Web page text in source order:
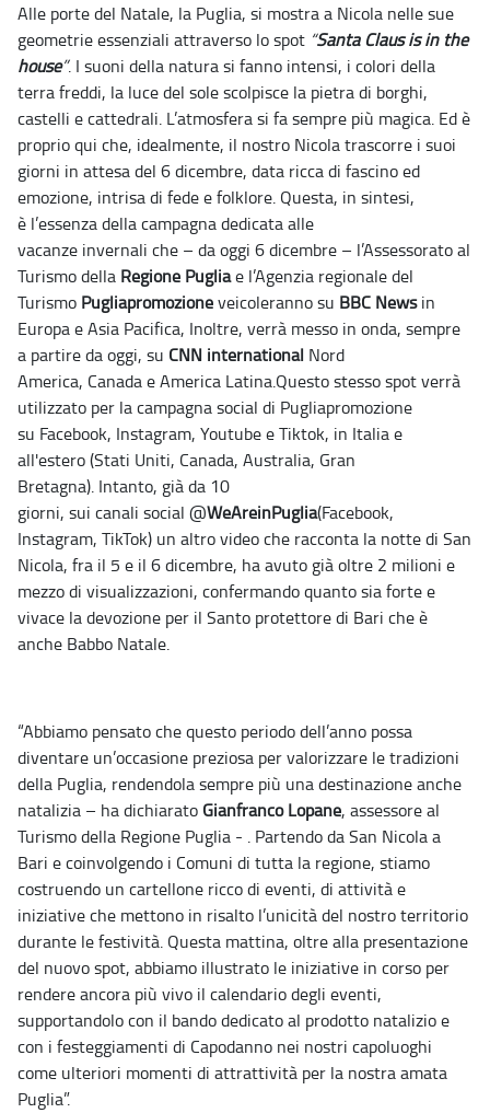
Alle porte del Natale, la Puglia, si mostra a Nicola nelle sue
geometrie essenziali attraverso lo spot “Santa Claus is in the
house”. I suoni della natura si fanno intensi, i colori della
terra freddi, la luce del sole scolpisce la pietra di borghi,
castelli e cattedrali. L’atmosfera si fa sempre più magica. Ed è
proprio qui che, idealmente, il nostro Nicola trascorre i suoi
giorni in attesa del 6 dicembre, data ricca di fascino ed
emozione, intrisa di fede e folklore. Questa, in sintesi,
è l’essenza della campagna dedicata alle
vacanze invernali che – da oggi 6 dicembre – l’Assessorato al
Turismo della Regione Pugliae l’Agenzia regionale del
Turismo Pugliapromozioneveicoleranno su BBC Newsin
Europa e Asia Pacifica, Inoltre, verrà messo in onda, sempre
a partire da oggi, su CNN international Nord
America, Canada e America Latina.Questo stesso spot verrà
utilizzato per la campagna social di Pugliapromozione
su Facebook, Instagram, Youtube e Tiktok, in Italia e
all'estero (Stati Uniti, Canada, Australia, Gran
Bretagna). Intanto, già da 10
giorni, sui canali social @WeAreinPuglia(Facebook,
Instagram, TikTok) un altro video che racconta la notte di San
Nicola, fra il 5 e il 6 dicembre, ha avuto già oltre 2 milioni e
mezzo di visualizzazioni, confermando quanto sia forte e
vivace la devozione per il Santo protettore di Bari che è
anche Babbo Natale.
“Abbiamo pensato che questo periodo dell’anno possa
diventare un’occasione preziosa per valorizzare le tradizioni
della Puglia, rendendola sempre più una destinazione anche
natalizia – ha dichiarato Gianfranco Lopane, assessore al
Turismo della Regione Puglia - . Partendo da San Nicola a
Bari e coinvolgendo i Comuni di tutta la regione, stiamo
costruendo un cartellone ricco di eventi, di attività e
iniziative che mettono in risalto l’unicità del nostro territorio
durante le festività. Questa mattina, oltre alla presentazione
del nuovo spot, abbiamo illustrato le iniziative in corso per
rendere ancora più vivo il calendario degli eventi,
supportandolo con il bando dedicato al prodotto natalizio e
con i festeggiamenti di Capodanno nei nostri capoluoghi
come ulteriori momenti di attrattività per la nostra amata
Puglia”.